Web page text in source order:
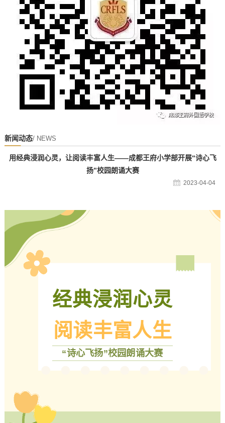
新闻动态/ NEWS
用经典浸润心灵，让阅读丰富人生——成都王府小学部开展“诗心飞
扬”校园朗诵大赛
2023-04-04
经典浸润心灵
阅读丰富人生
“诗心飞扬”校园朗诵大赛